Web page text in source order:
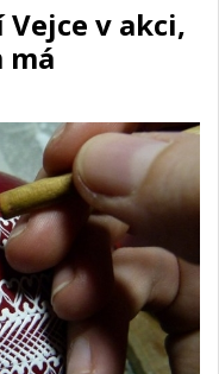
v akci,
má